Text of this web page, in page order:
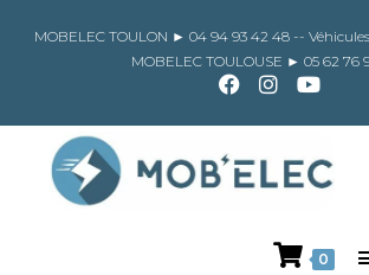
MOBELEC TOULON ► 04 94 93 42 48 --
MOBELEC TOULOUSE ► 05 62 76
0